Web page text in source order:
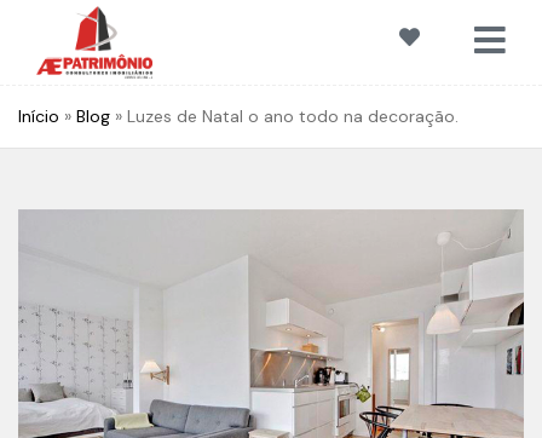
Início » Blog » Luzes de Natal o ano todo na decoração.